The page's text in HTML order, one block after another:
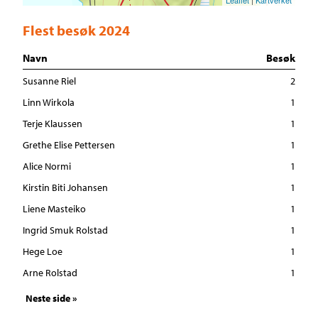
Flest besøk 2024
Navn Besøk
Susanne Riel
2
Linn Wirkola
1
Terje Klaussen
1
Grethe Elise Pettersen
1
Alice Normi
1
Kirstin Biti Johansen
1
Liene Masteiko
1
Ingrid Smuk Rolstad
1
Hege Loe
1
Arne Rolstad
1
Neste side »